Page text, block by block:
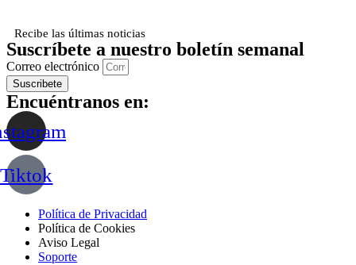
Recibe las últimas noticias
Suscríbete a nuestro boletín semanal
Correo electrónico
Suscribete
Encuéntranos en:
Tiktok
Política de Privacidad
Política de Cookies
Aviso Legal
Soporte